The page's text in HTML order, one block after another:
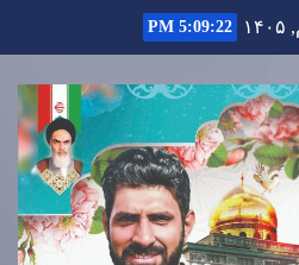
5:09:23 PM